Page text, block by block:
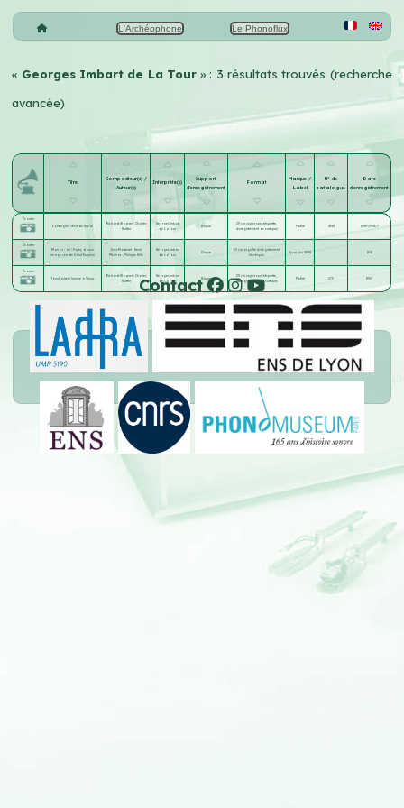
L'Archéophone Le Phonoflux
« Georges Imbart de La Tour» : 3 résultats trouvés (recherche
avancée)
Titre
Compositeur(s) /
Auteur(s)
Interprète(s)
Support
d'enregistrement
Format
Marque /
Label
N° de
catalogue
Date
d'enregistrement
Écouter
Lohengrin ; récit du Graal
Richard Wagner ; Charles
Nuitter
Georges Imbart
de La Tour
Disque
29 cm saphir sans étiquette,
(enregistrement acoustique)
Pathé 4581 1906-09-xx ?
Écouter
Manon ; ah ! Fuyez, douce
image (air de Saint Sulpice)
Jules Massenet;Henri
Meilhac ; Philippe Gille
Georges Imbart
de La Tour
Disque
30 cm aiguille (enregistrement
électrique)
Pyral alu 41081 1941
Écouter
Tannhaüser ; hymne à Vénus
Richard Wagner ; Charles
Nuitter
Georges Imbart
de La Tour
Disque
29 cm saphir sans étiquette,
(enregistrement acoustique)
Pathé 273 1907
Contact